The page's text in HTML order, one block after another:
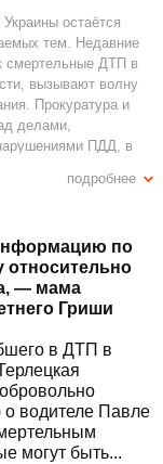
остаётся
тем. Недавние
смертельные ДТП в
вызывают волну
Прокуратура и
делами,
ПДД, в
В Шевченковском
причастный к
дачах.
участвует в
о безопасности
обсуждают
могут усилить
Эти меры
количества ДТП и
участников
внимание
подробнее
по
относительно
— мама
Гриши
в ДТП в
водителе Павле
могут быть...